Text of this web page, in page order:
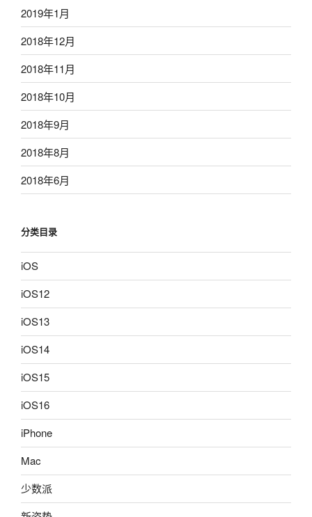
2019年1月
2018年12月
2018年11月
2018年10月
2018年9月
2018年8月
2018年6月
分类目录
iOS
iOS12
iOS13
iOS14
iOS15
iOS16
iPhone
Mac
少数派